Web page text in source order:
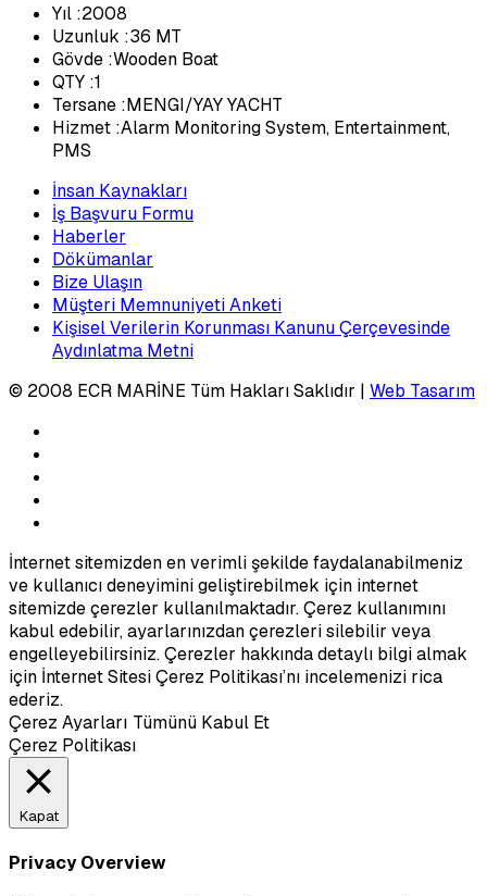
Yıl :2008
Uzunluk :36 MT
Gövde :Wooden Boat
QTY :1
Tersane :MENGI/YAY YACHT
Hizmet :Alarm Monitoring System, Entertainment,
PMS
İnsan Kaynakları
İş Başvuru Formu
Haberler
Dökümanlar
Bize Ulaşın
Müşteri Memnuniyeti Anketi
Kişisel Verilerin Korunması Kanunu Çerçevesinde
Aydınlatma Metni
© 2008 ECR MARİNE Tüm Hakları Saklıdır | Web Tasarım
İnternet sitemizden en verimli şekilde faydalanabilmeniz
ve kullanıcı deneyimini geliştirebilmek için internet
sitemizde çerezler kullanılmaktadır. Çerez kullanımını
kabul edebilir, ayarlarınızdan çerezleri silebilir veya
engelleyebilirsiniz. Çerezler hakkında detaylı bilgi almak
için İnternet Sitesi Çerez Politikası’nı incelemenizi rica
ederiz.
Çerez Ayarları Tümünü Kabul Et
Çerez Politikası
Kapat
Privacy Overview